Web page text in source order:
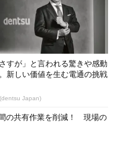
さすが」と言われる驚きや感動
新しい価値を生む電通の挑戦
Japan)
の共有作業を削減！ 現場の